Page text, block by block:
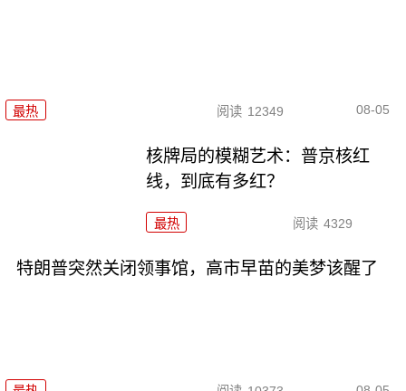
最热 阅读 12349 08-05
核牌局的模糊艺术：普京核红
线，到底有多红？
最热 阅读 4329
特朗普突然关闭领事馆，高市早苗的美梦该醒了